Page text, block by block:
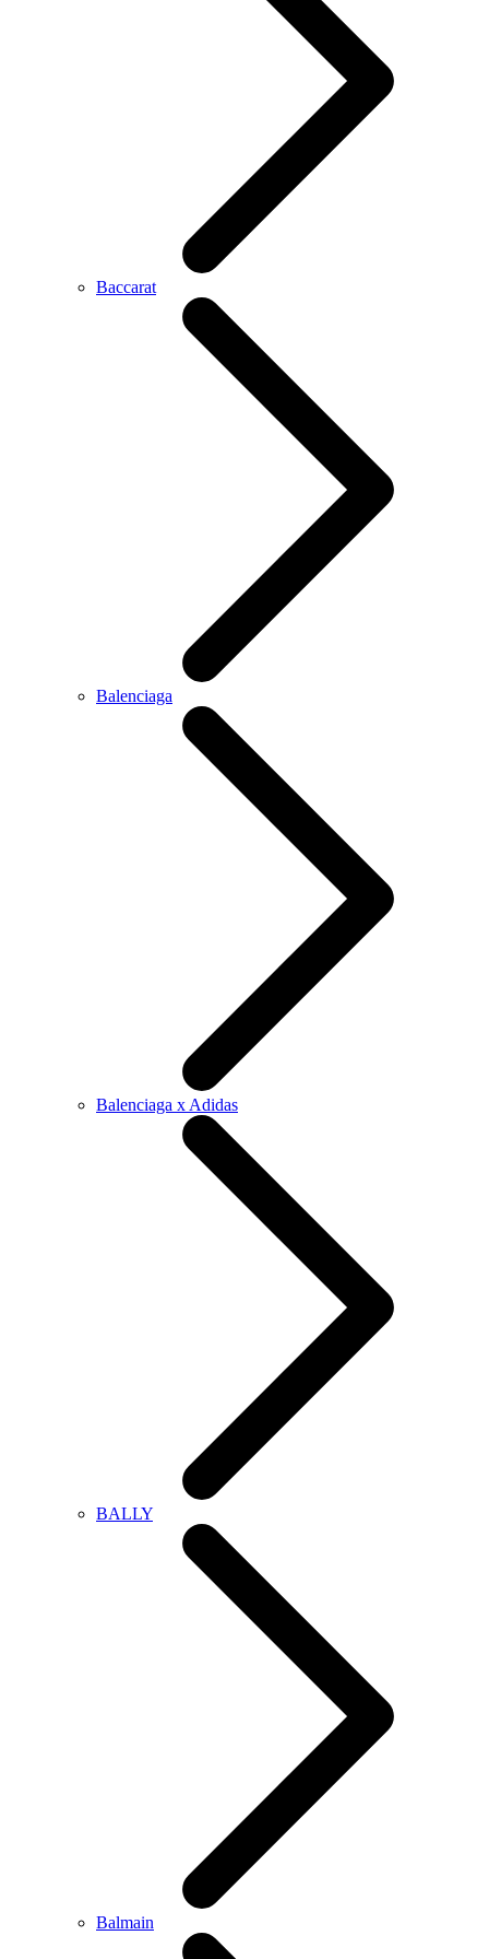
Baccarat
Balenciaga
Balenciaga x Adidas
BALLY
Balmain